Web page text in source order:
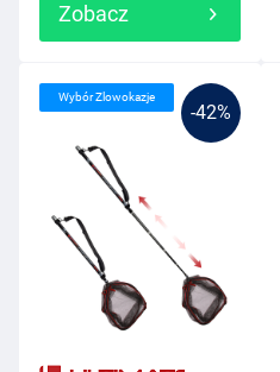
Zobacz
-42%
Wybór Zlowokazje